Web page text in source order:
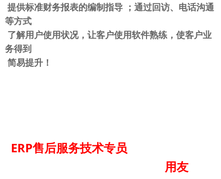
提供标准财务报表的编制指导 ；通过回访、电话沟通
等方式
了解用户使用状况，让客户使用软件熟练，使客户业
务得到
简易提升！
ERP售后服务技术专员
用友